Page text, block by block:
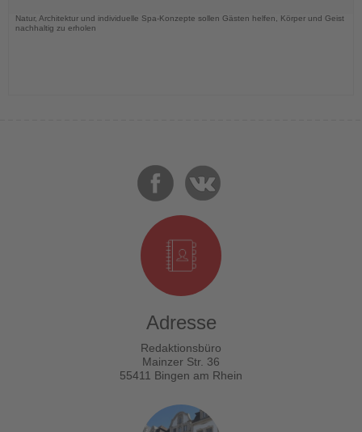
Natur, Architektur und individuelle Spa-Konzepte sollen Gästen helfen, Körper und Geist
nachhaltig zu erholen
Adresse
Redaktionsbüro
Mainzer Str. 36
55411 Bingen am Rhein